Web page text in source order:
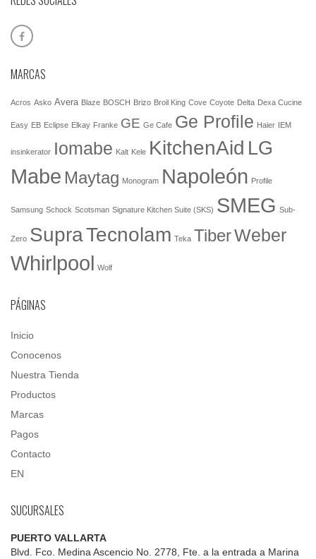
MARCAS
Acros Asko Avera Blaze BOSCH Brizo Broil King Cove Coyote Delta Dexa Cucine
Easy EB Eclipse Elkay Franke GE Ge Cafe Ge Profile Haier IEM
insinkerator Iomabe Kalt Kele KitchenAid LG
Mabe Maytag Monogram Napoleón Profile
Samsung Schock Scotsman Signature Kitchen Suite (SKS) SMEG Sub-
Zero SupraTecnolam Teka TiberWeber
Whirlpool Wolf
PÁGINAS
Inicio
Conocenos
Nuestra Tienda
Productos
Marcas
Pagos
Contacto
EN
SUCURSALES
PUERTO VALLARTA
Blvd. Fco. Medina Ascencio No. 2778, Fte. a la entrada a Marina